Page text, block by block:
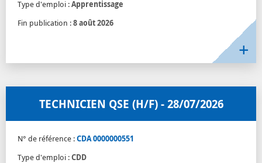
Type d'emploi :Apprentissage
Fin publication :8 août 2026
TECHNICIEN QSE (H/F) - 28/07/2026
N° de référence :CDA 0000000551
Type d'emploi :CDD